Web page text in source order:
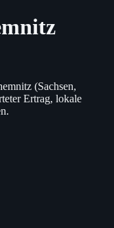
(Sachsen,
Ertrag, lokale